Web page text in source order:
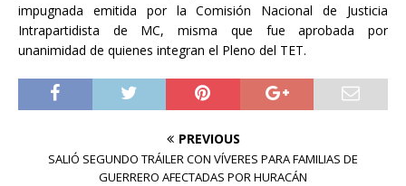
impugnada emitida por la Comisión Nacional de Justicia
Intrapartidista de MC, misma que fue aprobada por
unanimidad de quienes integran el Pleno del TET.
PREVIOUS
SALIÓ SEGUNDO TRÁILER CON VÍVERES PARA FAMILIAS DE
GUERRERO AFECTADAS POR HURACÁN